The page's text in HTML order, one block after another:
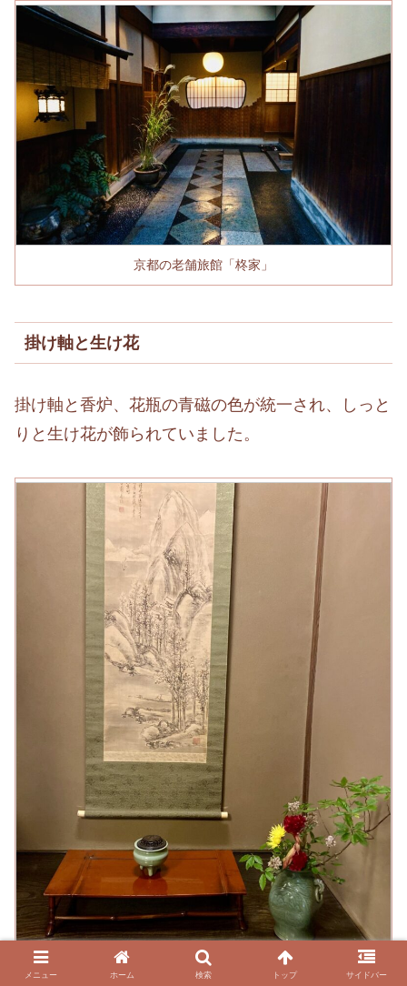
京都の老舗旅館「柊家」
掛け軸と生け花
掛け軸と香炉、花瓶の青磁の色が統一され、しっと
りと生け花が飾られていました。
メニュー ホーム 検索 トップ サイドバー